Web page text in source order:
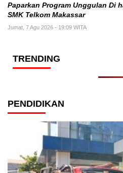
Paparkan Program Unggulan Di
SMK Telkom Makassar
Jumat, 7 Agu 2026 - 19:09 WITA
TRENDING
PENDIDIKAN